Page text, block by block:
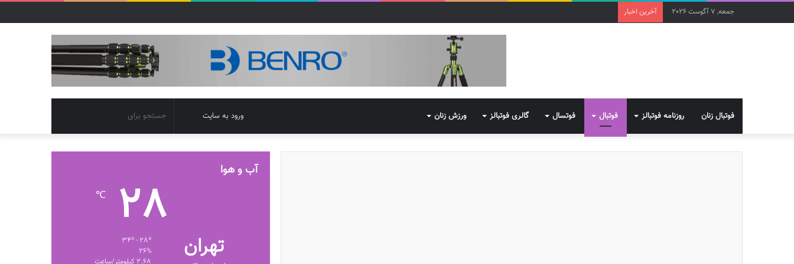
جمعه, 7 آگوست 2026 آخرین اخبار
فوتبال زنان روزنامه فوتبالز فوتبال فوتسال گالری فوتبالز ورزش زنان
برای
تغییر
پوسته
ورود به سایت
آب و هوا
تهران
28
℃
26%
2.68 کیلومتر/ساعت